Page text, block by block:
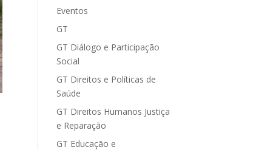
Eventos
GT
GT Diálogo e Participação
Social
GT Direitos e Políticas de
Saúde
GT Direitos Humanos Justiça
e Reparação
GT Educação e